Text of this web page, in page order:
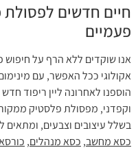
חיים חדשים לפסולת
פעמיים
אנו שוקדים ללא הרף על חיפוש
אקולוגי ככל האפשר, עם
הוספנו לאחרונה ליין ריפוד
וקפדני, מפסולת פלסטיק
בשלל עיצובים וצבעים, ומתאים
כסא מחשב, כסא מנהלים,